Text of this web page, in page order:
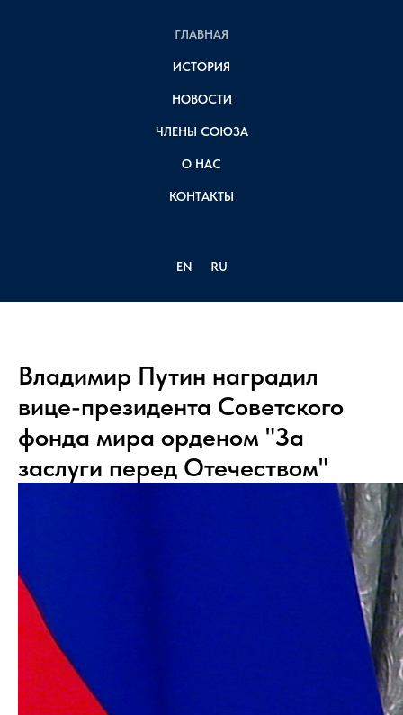
ГЛАВНАЯ
ИСТОРИЯ
НОВОСТИ
ЧЛЕНЫ СОЮЗА
О НАС
КОНТАКТЫ
EN RU
Владимир Путин наградил
вице-президента Советского
фонда мира орденом "За
заслуги перед Отечеством"